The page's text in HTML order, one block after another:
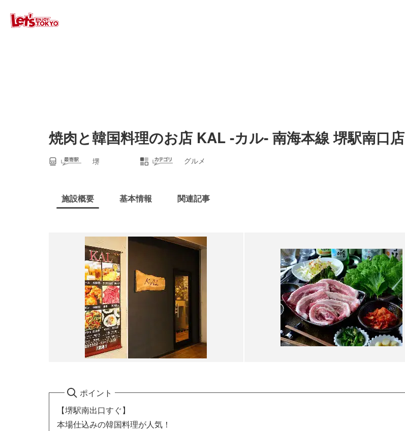
焼肉と韓国料理のお店 KAL ‐カル‐ 南海本線 堺駅南口店
堺 グルメ
施設概要 基本情報 関連記事
ポイント
【堺駅南出口すぐ】
本場仕込みの韓国料理が人気！